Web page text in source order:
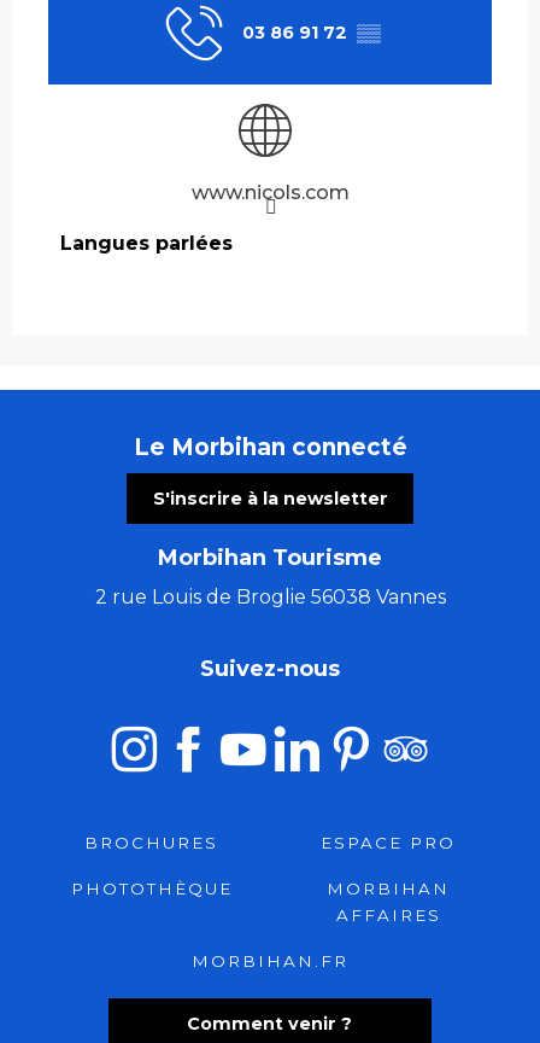
03 86 91 72 ▒▒
www.nicols.com
Langues parlées
Langues parlées
Le Morbihan connecté
S'inscrire à la newsletter
Morbihan Tourisme
2 rue Louis de Broglie 56038 Vannes
Comment venir ?
Suivez-nous
BROCHURES ESPACE PRO
PHOTOTHÈQUE
MORBIHAN
AFFAIRES
MORBIHAN.FR